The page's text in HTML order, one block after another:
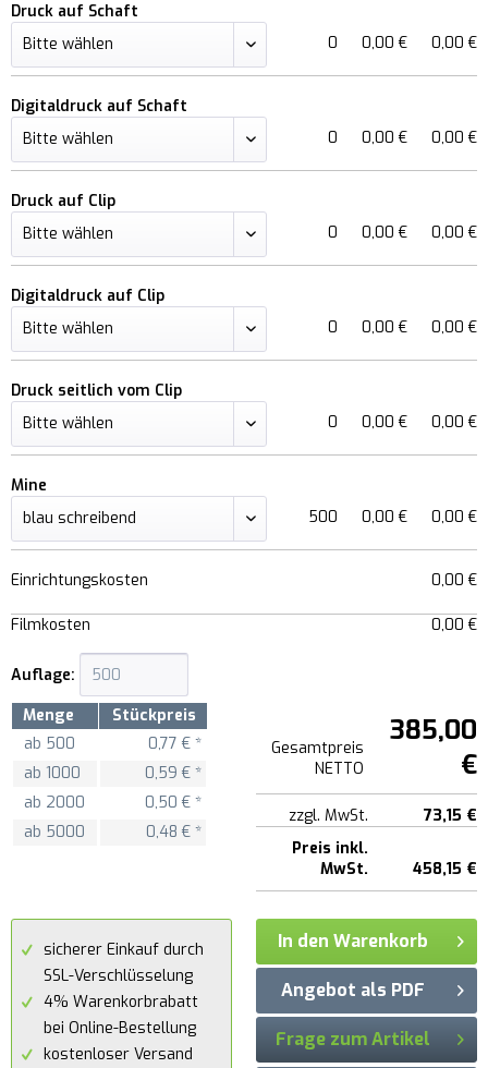
Druck auf Schaft
0
0,00 € 0,00 €
Digitaldruck auf Schaft
0
0,00 € 0,00 €
Druck auf Clip
0
0,00 € 0,00 €
Digitaldruck auf Clip
0
0,00 € 0,00 €
Druck seitlich vom Clip
0
0,00 € 0,00 €
Mine
500
0,00 € 0,00 €
Einrichtungskosten 0,00 €
Filmkosten 0,00 €
Auflage:
Menge
Stückpreis
ab 500
0,77 € *
ab 1000
0,59 € *
ab 2000
0,50 € *
ab 5000 0,48 € *
Gesamtpreis
NETTO
385,00
€
zzgl. MwSt.
73,15 €
Preis inkl.
MwSt.
458,15 €
sicherer Einkauf durch
SSL-Verschlüsselung
4% Warenkorbrabatt
bei Online-Bestellung
kostenloser Versand
In den Warenkorb
Angebot als PDF
Frage zum Artikel